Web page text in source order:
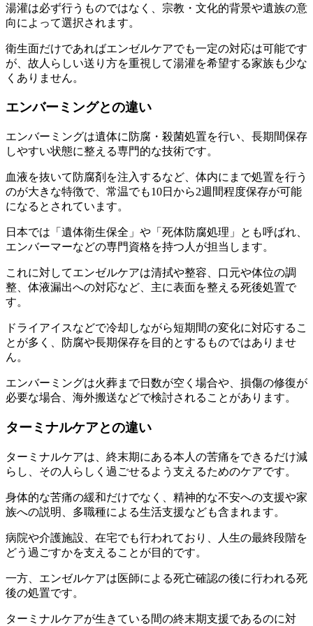
湯灌は必ず行うものではなく、宗教・文化的背景や遺族の意
向によって選択されます。
衛生面だけであればエンゼルケアでも一定の対応は可能です
が、故人らしい送り方を重視して湯灌を希望する家族も少な
くありません。
エンバーミングとの違い
エンバーミングは遺体に防腐・殺菌処置を行い、長期間保存
しやすい状態に整える専門的な技術です。
血液を抜いて防腐剤を注入するなど、体内にまで処置を行う
のが大きな特徴で、常温でも10日から2週間程度保存が可能
になるとされています。
日本では「遺体衛生保全」や「死体防腐処理」とも呼ばれ、
エンバーマーなどの専門資格を持つ人が担当します。
これに対してエンゼルケアは清拭や整容、口元や体位の調
整、体液漏出への対応など、主に表面を整える死後処置で
す。
ドライアイスなどで冷却しながら短期間の変化に対応するこ
とが多く、防腐や長期保存を目的とするものではありませ
ん。
エンバーミングは火葬まで日数が空く場合や、損傷の修復が
必要な場合、海外搬送などで検討されることがあります。
ターミナルケアとの違い
ターミナルケアは、終末期にある本人の苦痛をできるだけ減
らし、その人らしく過ごせるよう支えるためのケアです。
身体的な苦痛の緩和だけでなく、精神的な不安への支援や家
族への説明、多職種による生活支援なども含まれます。
病院や介護施設、在宅でも行われており、人生の最終段階を
どう過ごすかを支えることが目的です。
一方、エンゼルケアは医師による死亡確認の後に行われる死
後の処置です。
ターミナルケアが生きている間の終末期支援であるのに対